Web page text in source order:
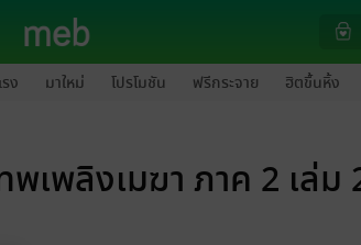
ง มาใหม่ โปรโมชัน ฟรีกระจาย ฮิตขึ้นหิ้ง
เพลิงเมฆา ภาค 2 เล่ม